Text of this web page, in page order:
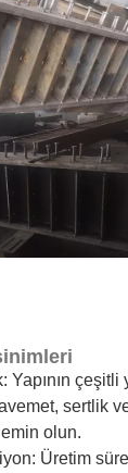
Yapının çeşitli
sertlik
olun.
Üretim